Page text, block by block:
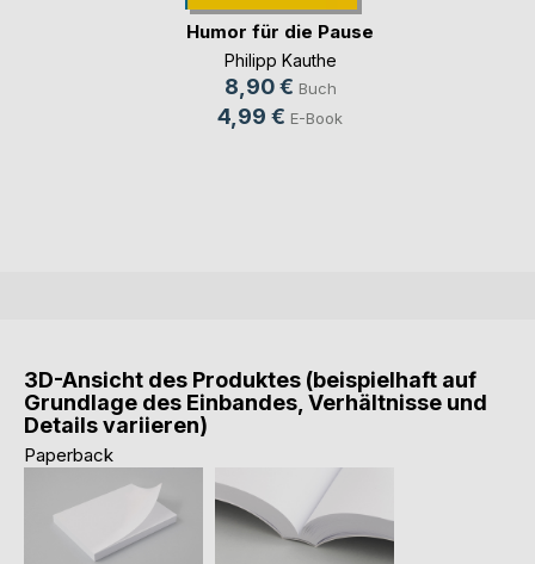
Humor für die Pause
Philipp Kauthe
8,90 € Buch
4,99 € E-Book
3D-Ansicht des Produktes (beispielhaft auf
Grundlage des Einbandes, Verhältnisse und
Details variieren)
Paperback